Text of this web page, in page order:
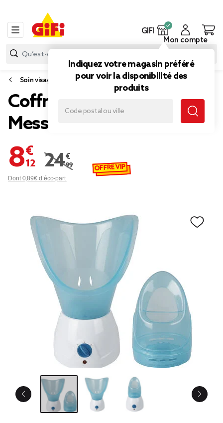
GIFI
Indiquez votre magasin préféré
pour voir la disponibilité des
produits
Mon compte
Soin visage et corps
Coffret sauna facial
Mességué
8,12 €
Prix remisé de 24,99 € à 8,12 €
24,99 €
Dont 0,89€ d’éco-part
OFFRE VIP